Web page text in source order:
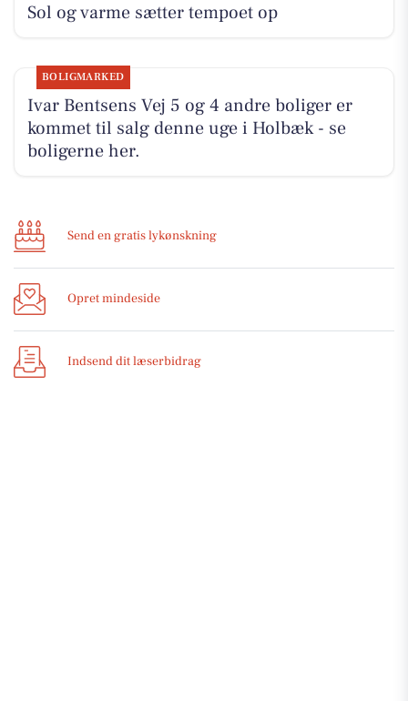
Sol og varme sætter tempoet op
BOLIGMARKED
Ivar Bentsens Vej 5 og 4 andre boliger er
kommet til salg denne uge i Holbæk - se
boligerne her.
Send en gratis lykønskning
Opret mindeside
Indsend dit læserbidrag